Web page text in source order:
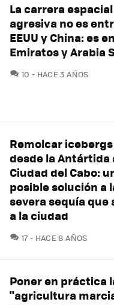
La carrera
agresiva no es
EEUU y China: es
Emiratos y Arabia
10 COMENTARIOS
HACE 3 AÑOS
Remolcar icebergs
desde la Antártida
Ciudad del Cabo:
posible solución a
severa sequía que
a la ciudad
17COMENTARIOS
HACE 8 AÑOS
Poner en práctica
"agricultura